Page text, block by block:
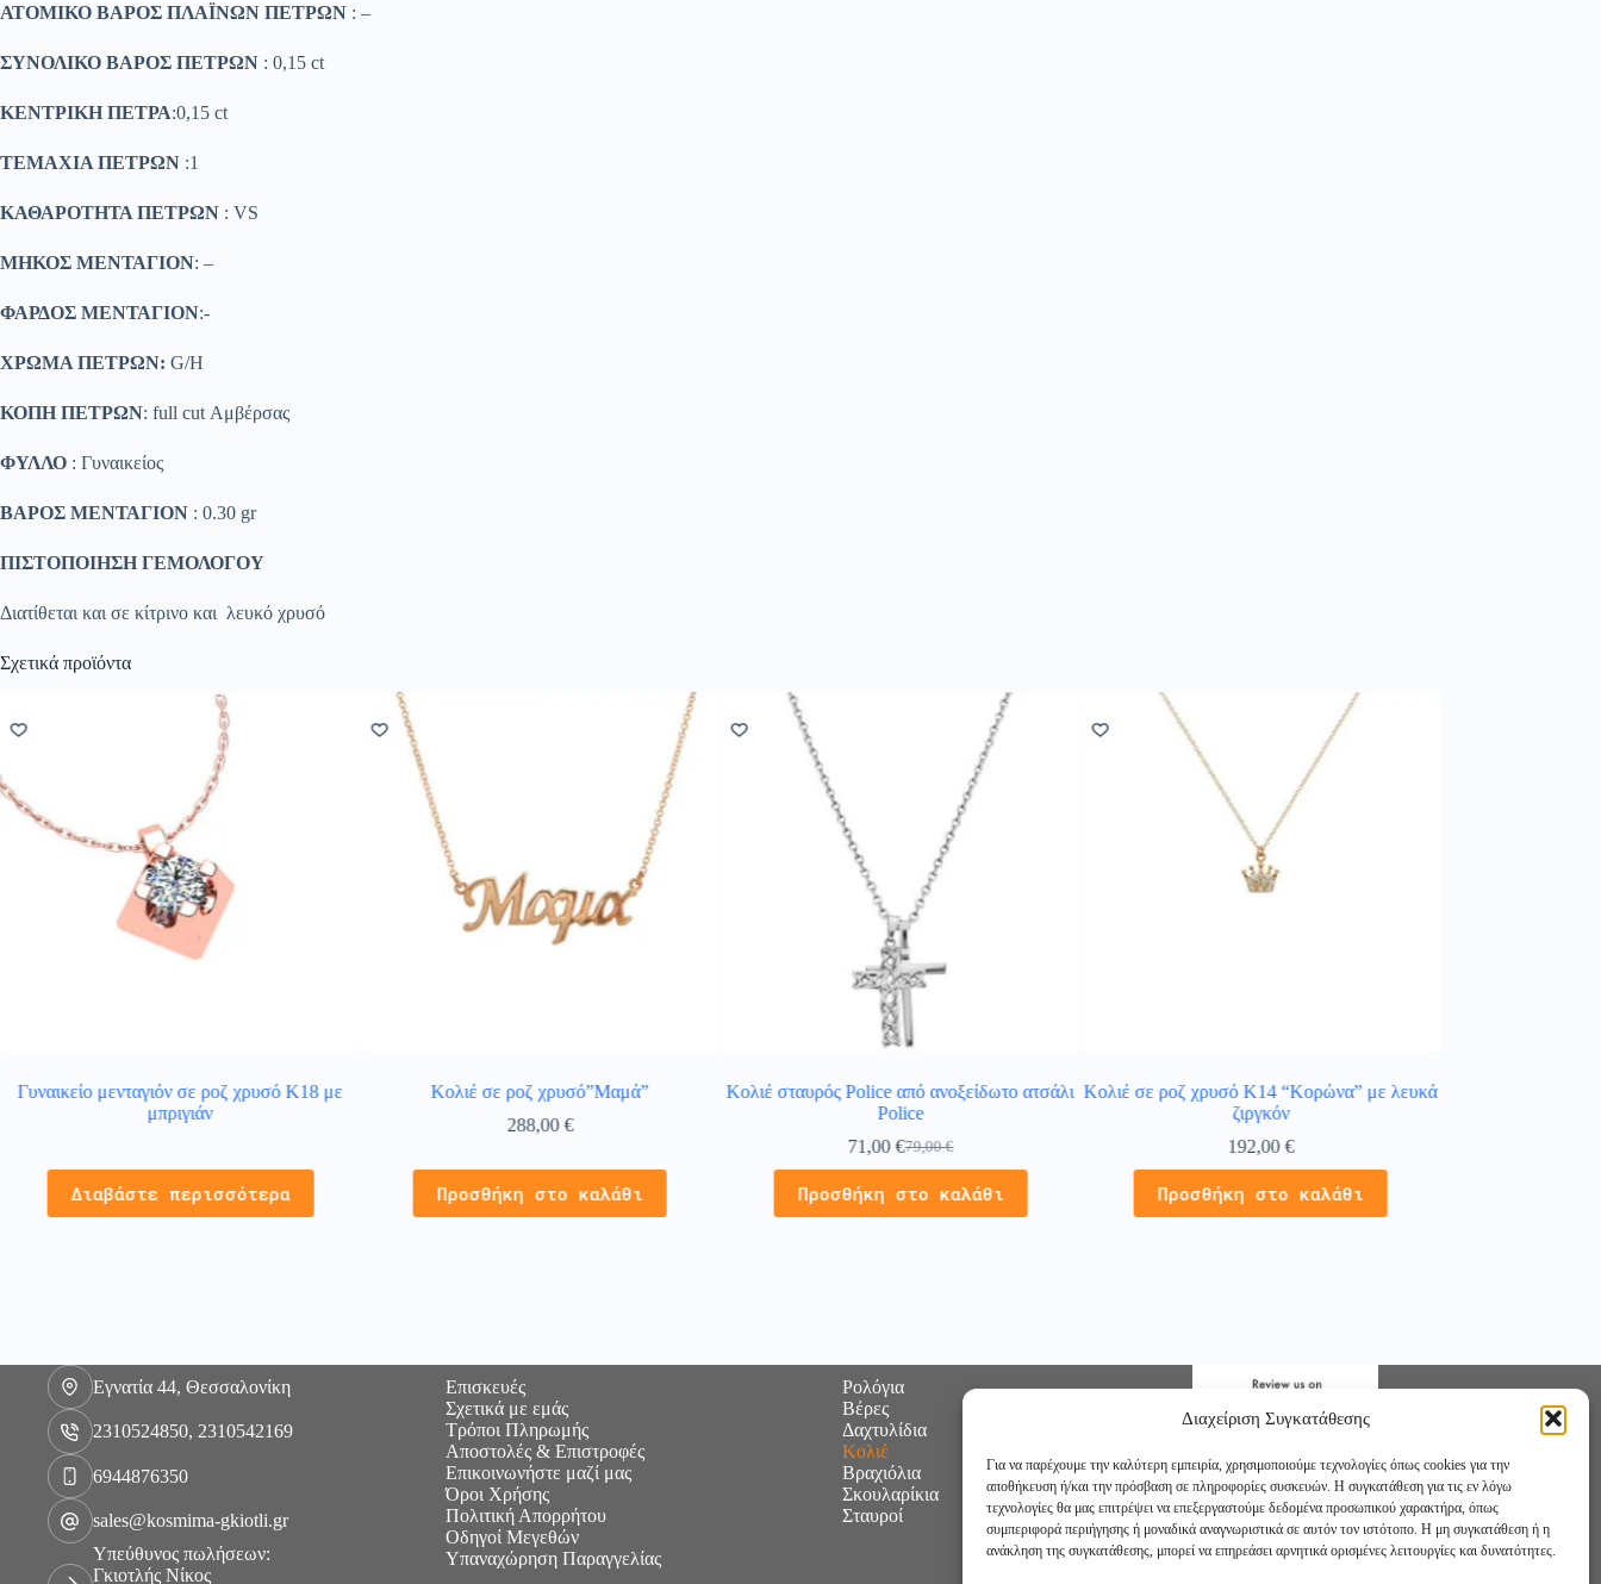
Διαχείριση Συγκατάθεσης
Για να παρέχουμε την καλύτερη εμπειρία, χρησιμοποιούμε τεχνολογίες όπως cookies για την
αποθήκευση ή/και την πρόσβαση σε πληροφορίες συσκευών. Η συγκατάθεση για τις εν λόγω
τεχνολογίες θα μας επιτρέψει να επεξεργαστούμε δεδομένα προσωπικού χαρακτήρα, όπως
συμπεριφορά περιήγησης ή μοναδικά αναγνωριστικά σε αυτόν τον ιστότοπο. Η μη συγκατάθεση ή η
ανάκληση της συγκατάθεσης, μπορεί να επηρεάσει αρνητικά ορισμένες λειτουργίες και δυνατότητες.
ΑΤΟΜΙΚΟ ΒΑΡΟΣ ΠΛΑΪΝΩΝ ΠΕΤΡΩΝ : –
ΣΥΝΟΛΙΚΟ ΒΑΡΟΣ ΠΕΤΡΩΝ : 0,15 ct
ΚΕΝΤΡΙΚΗ ΠΕΤΡΑ:0,15 ct
ΤΕΜΑΧΙΑ ΠΕΤΡΩΝ :1
ΚΑΘΑΡΟΤΗΤΑ ΠΕΤΡΩΝ : VS
ΜΗΚΟΣ ΜΕΝΤΑΓΙΟΝ: –
ΦΑΡΔΟΣ ΜΕΝΤΑΓΙΟΝ:-
ΧΡΩΜΑ ΠΕΤΡΩΝ: G/H
ΚΟΠΗ ΠΕΤΡΩΝ: full cut Αμβέρσας
ΦΥΛΛΟ : Γυναικείος
ΒΑΡΟΣ ΜΕΝΤΑΓΙΟΝ : 0.30 gr
ΠΙΣΤΟΠΟΙΗΣΗ ΓΕΜΟΛΟΓΟΥ
Διατίθεται και σε κίτρινο και λευκό χρυσό
Σχετικά προϊόντα
Γυναικείο μενταγιόν σε ροζ χρυσό Κ18 με
μπριγιάν
Διαβάστε περισσότερα
Κολιέ σε ροζ χρυσό”Μαμά”
288,00€
Προσθήκη στο καλάθι
Κολιέ σταυρός Police από ανοξείδωτο ατσάλι
Police
79,00€
71,00€
Προσθήκη στο καλάθι
Κολιέ σε ροζ χρυσό Κ14 “Κορώνα” με λευκά
ζιργκόν
192,00€
Προσθήκη στο καλάθι
Εγνατία 44, Θεσσαλονίκη
2310524850, 2310542169
6944876350
sales@kosmima-gkiotli.gr
Υπεύθυνος πωλήσεων:
Γκιοτλής Νίκος
Επισκευές
Σχετικά με εμάς
Τρόποι Πληρωμής
Αποστολές & Επιστροφές
Επικοινωνήστε μαζί μας
Όροι Χρήσης
Πολιτική Απορρήτου
Οδηγοί Μεγεθών
Υπαναχώρηση Παραγγελίας
Ρολόγια
Βέρες
Δαχτυλίδια
Κολιέ
Βραχιόλια
Σκουλαρίκια
Σταυροί